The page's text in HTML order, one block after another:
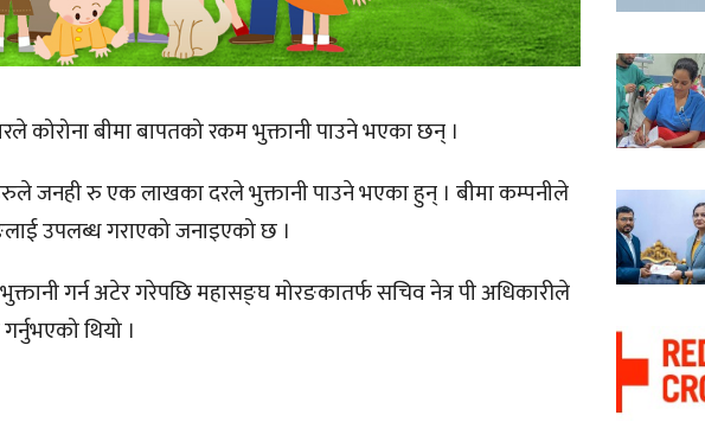
कोरोना बीमा बापतको रकम भुक्तानी पाउने भएका छन् ।
जनही रु एक लाखका दरले भुक्तानी पाउने भएका हुन् । बीमा कम्पनीले
उपलब्ध गराएको जनाइएको छ ।
गर्न अटेर गरेपछि महासङ्घ मोरङकातर्फ सचिव नेत्र पी अधिकारीले
थियो ।